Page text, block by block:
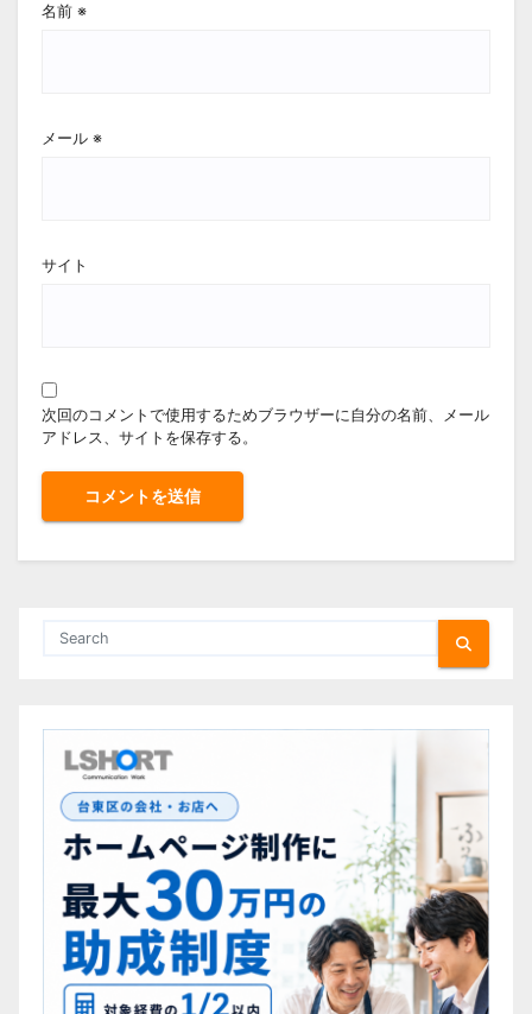
名前 ※
メール ※
サイト
次回のコメントで使用するためブラウザーに自分の名前、メール
アドレス、サイトを保存する。